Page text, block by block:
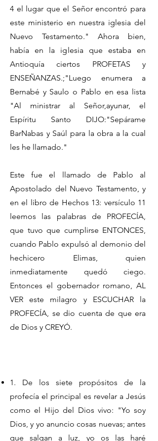
4 el lugar que el Señor encontró para
este ministerio en nuestra iglesia del
Nuevo Testamento." Ahora bien,
había en la iglesia que estaba en
Antioquía ciertos PROFETAS y
ENSEÑANZAS.;"Luego enumera a
Bernabé y Saulo o Pablo en esa lista
"Al ministrar al Señor,ayunar, el
Espíritu Santo DIJO:"Sepárame
BarNabas y Saúl para la obra a la cual
les he llamado."
Este fue el llamado de Pablo al
Apostolado del Nuevo Testamento, y
en el libro de Hechos 13: versículo 11
leemos las palabras de PROFECÍA,
que tuvo que cumplirse ENTONCES,
cuando Pablo expulsó al demonio del
hechicero Elimas, quien
inmediatamente quedó ciego.
Entonces el gobernador romano, AL
VER este milagro y ESCUCHAR la
PROFECÍA, se dio cuenta de que era
de Dios y CREYÓ.
1. De los siete propósitos de la
profecía el principal es revelar a Jesús
como el Hijo del Dios vivo: "Yo soy
Dios, y yo anuncio cosas nuevas; antes
que salgan a luz, yo os las haré